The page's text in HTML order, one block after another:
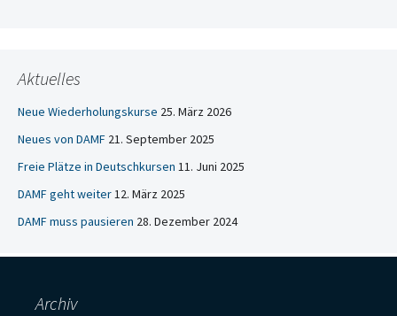
Aktuelles
Neue Wiederholungskurse 25. März 2026
Neues von DAMF 21. September 2025
Freie Plätze in Deutschkursen 11. Juni 2025
DAMF geht weiter12. März 2025
DAMF muss pausieren 28. Dezember 2024
Archiv